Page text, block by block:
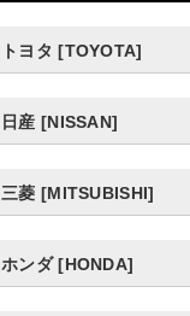
トヨタ [TOYOTA]
日産 [NISSAN]
三菱 [MITSUBISHI]
ホンダ [HONDA]